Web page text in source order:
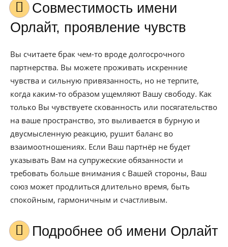
Совместимость имени
Орлайт, проявление чувств
Вы считаете брак чем-то вроде долгосрочного
партнерства. Вы можете проживать искренние
чувства и сильную привязанность, но не терпите,
когда каким-то образом ущемляют Вашу свободу. Как
только Вы чувствуете скованность или посягательство
на ваше пространство, это выливается в бурную и
двусмысленную реакцию, рушит баланс во
взаимоотношениях. Если Ваш партнёр не будет
указывать Вам на супружеские обязанности и
требовать больше внимания с Вашей стороны, Ваш
союз может продлиться длительно время, быть
спокойным, гармоничным и счастливым.
Подробнее об имени Орлайт